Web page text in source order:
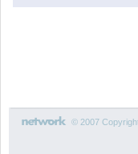
© 2007